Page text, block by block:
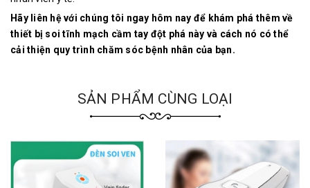
Hãy liên hệ với chúng tôi ngay hôm nay để khám phá thêm về
thiết bị soi tĩnh mạch cầm tay đột phá này và cách nó có thể
cải thiện quy trình chăm sóc bệnh nhân của bạn.
SẢN PHẨM CÙNG LOẠI